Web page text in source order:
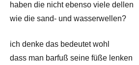
haben die nicht ebenso viele dellen
wie die sand- und wasserwellen?
ich denke das bedeutet wohl
dass man barfuß seine füße lenken